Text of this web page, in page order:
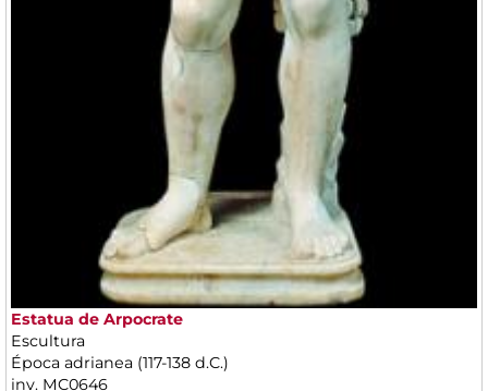
Estatua de Arpocrate
Escultura
Época adrianea (117-138 d.C.)
inv. MC0646